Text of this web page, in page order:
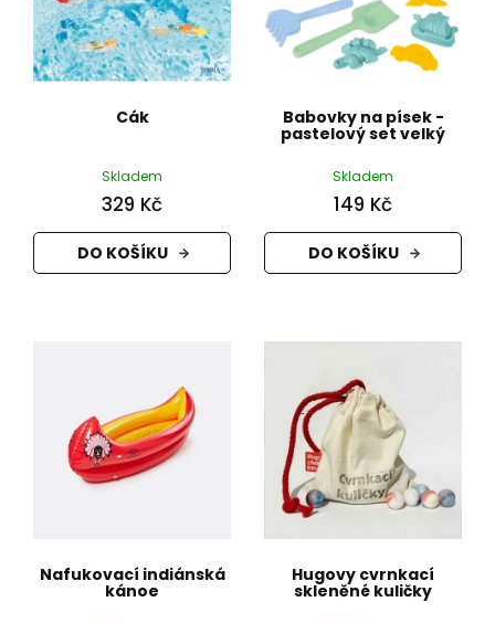
Cák
Skladem
329 Kč
DO KOŠÍKU
Babovky na písek -
pastelový set velký
Skladem
149 Kč
DO KOŠÍKU
Nafukovací indiánská
kánoe
Hugovy cvrnkací
skleněné kuličky